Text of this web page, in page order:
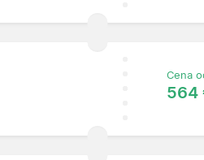
Cena
564